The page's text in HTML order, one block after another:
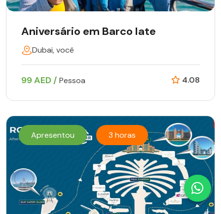
Aniversário em Barco Iate
Dubai, você
99 AED / Pessoa 4.08
Apresentou 3 horas